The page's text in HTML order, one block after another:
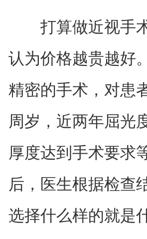
打算做近视手术
认为价格越贵越好
精密的手术，对患
周岁，近两年屈光
厚度达到手术要求
后，医生根据检查
选择什么样的就是